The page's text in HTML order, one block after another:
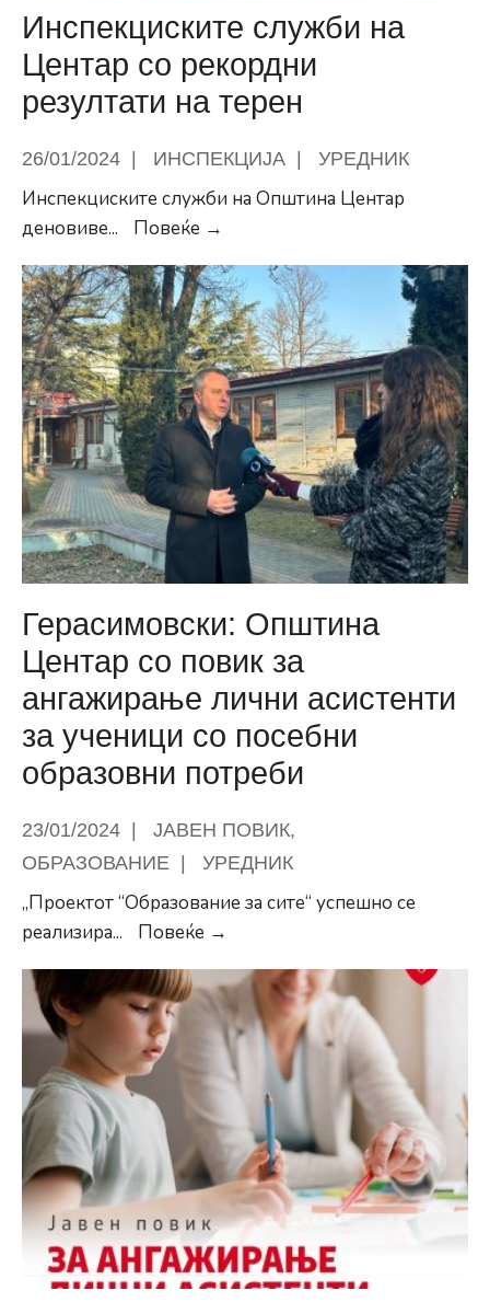
спортот
за
Инспекциските служби на
Центар со рекордни
резултати на терен
26/01/2024 | ИНСПЕКЦИЈА | УРЕДНИК
Инспекциските служби на Општина Центар
деновиве... Повеќе →
на
Центар
со
рекордни
резултати
на
терен
Герасимовски: Општина
Центар со повик за
ангажирање лични асистенти
за ученици со посебни
образовни потреби
23/01/2024 ЈАВЕН ПОВИК,
ОБРАЗОВАНИЕ
УРЕДНИК
„Проектот “Образование за сите“ успешно се
реализира... Повеќе →
Центар
со
повик
за
ангажирање
лични
асистенти
за
ученици
со
посебни